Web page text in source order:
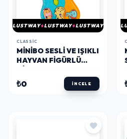
LUSTWAY LUSTWAY LUSTWAY
CLASSIC
MINIBO SESLI VE IŞIKLI
HAYVAN FIGÜRLÜ
₺0 İNCELE